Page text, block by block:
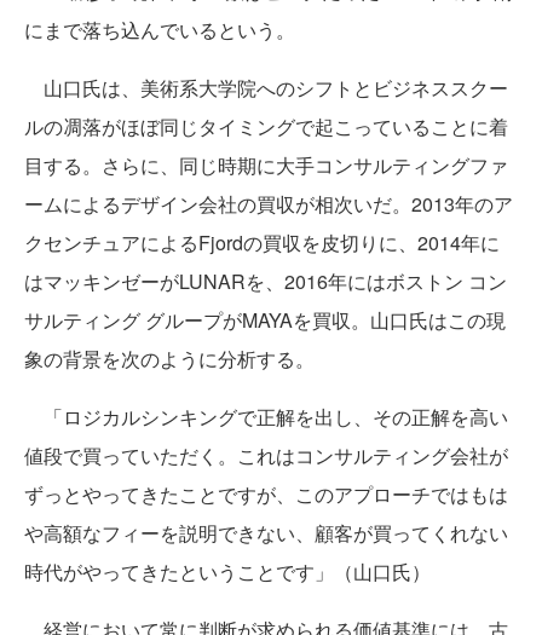
にまで落ち込んでいるという。
山口氏は、美術系大学院へのシフトとビジネススクー
ルの凋落がほぼ同じタイミングで起こっていることに着
目する。さらに、同じ時期に大手コンサルティングファ
ームによるデザイン会社の買収が相次いだ。2013年のア
クセンチュアによるFjordの買収を皮切りに、2014年に
はマッキンゼーがLUNARを、2016年にはボストン コン
サルティング グループがMAYAを買収。山口氏はこの現
象の背景を次のように分析する。
「ロジカルシンキングで正解を出し、その正解を高い
値段で買っていただく。これはコンサルティング会社が
ずっとやってきたことですが、このアプローチではもは
や高額なフィーを説明できない、顧客が買ってくれない
時代がやってきたということです」（山口氏）